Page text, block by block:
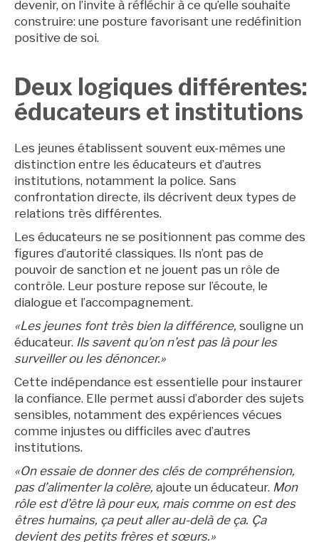
devenir, on l’invite à réfléchir à ce qu’elle souhaite
construire: une posture favorisant une redéfinition
positive de soi.
Deux logiques différentes:
éducateurs et institutions
Les jeunes établissent souvent eux-mêmes une
distinction entre les éducateurs et d’autres
institutions, notamment la police. Sans
confrontation directe, ils décrivent deux types de
relations très différentes.
Les éducateurs ne se positionnent pas comme des
figures d’autorité classiques. Ils n’ont pas de
pouvoir de sanction et ne jouent pas un rôle de
contrôle. Leur posture repose sur l’écoute, le
dialogue et l’accompagnement.
«Les jeunes font très bien la différence, souligne un
éducateur. Ils savent qu’on n’est pas là pour les
surveiller ou les dénoncer.»
Cette indépendance est essentielle pour instaurer
la confiance. Elle permet aussi d’aborder des sujets
sensibles, notamment des expériences vécues
comme injustes ou difficiles avec d’autres
institutions.
«On essaie de donner des clés de compréhension,
pas d’alimenter la colère, ajoute un éducateur. Mon
rôle est d’être là pour eux, mais comme on est des
êtres humains, ça peut aller au-delà de ça. Ça
devient des petits frères et sœurs.»